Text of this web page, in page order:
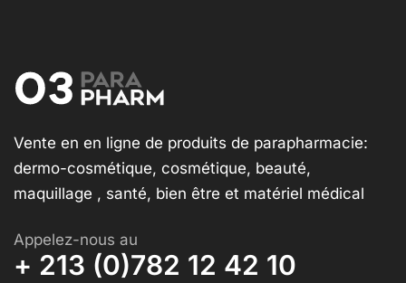
Vente en en ligne de produits de parapharmacie:
dermo-cosmétique, cosmétique, beauté,
maquillage , santé, bien être et matériel médical
Appelez-nous au
+ 213 (0)782 12 42 10